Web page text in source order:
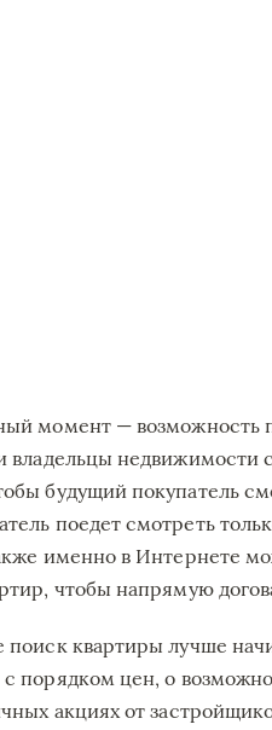
момент — возможность
владельцы
будущий покупатель
поедет смотреть
именно в Интернете
чтобы напрямую
поиск квартиры лучше
с порядком цен, о
акциях от